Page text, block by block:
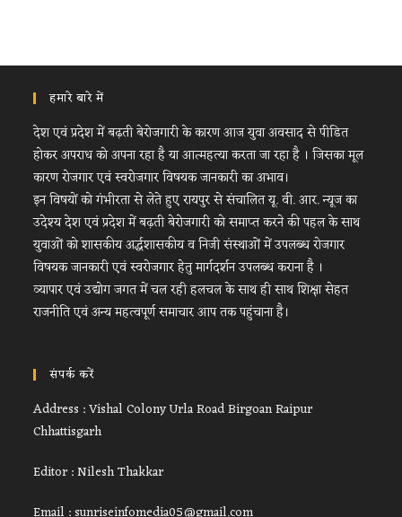
हमारे बारे में
देश एवं प्रदेश में बढ़ती बेरोजगारी के कारण आज युवा अवसाद से पीडित
होकर अपराध को अपना रहा है या आत्महत्या करता जा रहा है । जिसका मूल
कारण रोजगार एवं स्वरोजगार विषयक जानकारी का अभाव।
इन विषयों को गंभीरता से लेते हुए रायपुर से संचालित यू. वी. आर. न्यूज का
उदेश्य देश एवं प्रदेश में बढ़ती बेरोजगारी को समाप्त करने की पहल के साथ
युवाओं को शासकीय अर्द्धशासकीय व निजी संस्थाओं में उपलब्ध रोजगार
विषयक जानकारी एवं स्वरोजगार हेतु मार्गदर्शन उपलब्ध कराना है ।
व्यापार एवं उद्योग जगत में चल रही हलचल के साथ ही साथ शिक्षा सेहत
राजनीति एवं अन्य महत्वपूर्ण समाचार आप तक पहुंचाना है।
संपर्क करें
Address : Vishal Colony Urla Road Birgoan Raipur
Chhattisgarh
Editor : Nilesh Thakkar